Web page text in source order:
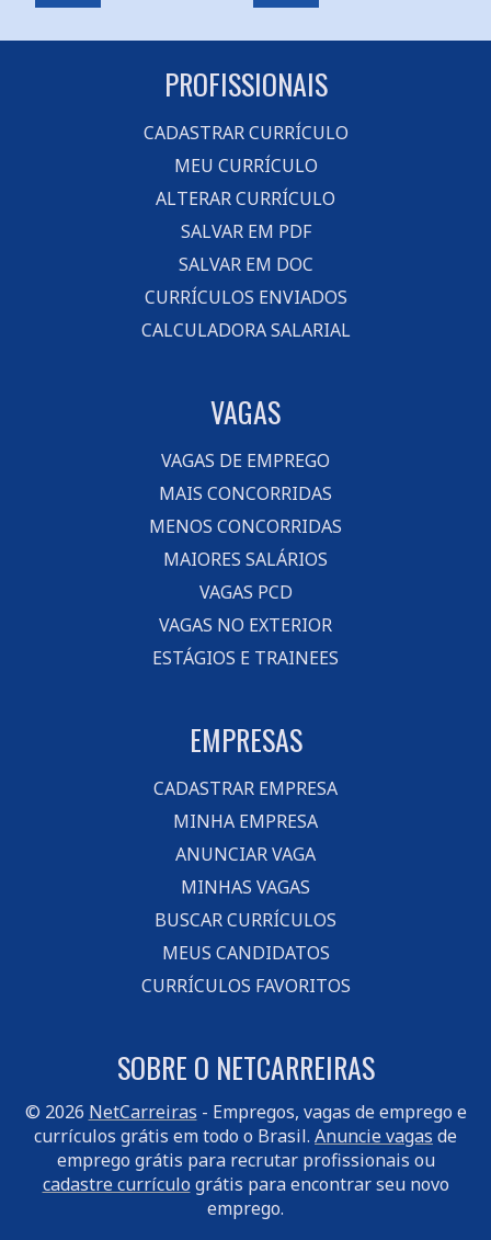
PROFISSIONAIS
CADASTRAR CURRÍCULO
MEU CURRÍCULO
ALTERAR CURRÍCULO
SALVAR EM PDF
SALVAR EM DOC
CURRÍCULOS ENVIADOS
CALCULADORA SALARIAL
VAGAS
VAGAS DE EMPREGO
MAIS CONCORRIDAS
MENOS CONCORRIDAS
MAIORES SALÁRIOS
VAGAS PCD
VAGAS NO EXTERIOR
ESTÁGIOS E TRAINEES
EMPRESAS
CADASTRAR EMPRESA
MINHA EMPRESA
ANUNCIAR VAGA
MINHAS VAGAS
BUSCAR CURRÍCULOS
MEUS CANDIDATOS
CURRÍCULOS FAVORITOS
SOBRE O NETCARREIRAS
© 2026 NetCarreiras - Empregos, vagas de emprego e
currículos grátis em todo o Brasil. Anuncie vagas de
emprego grátis para recrutar profissionais ou
cadastre currículo grátis para encontrar seu novo
emprego.